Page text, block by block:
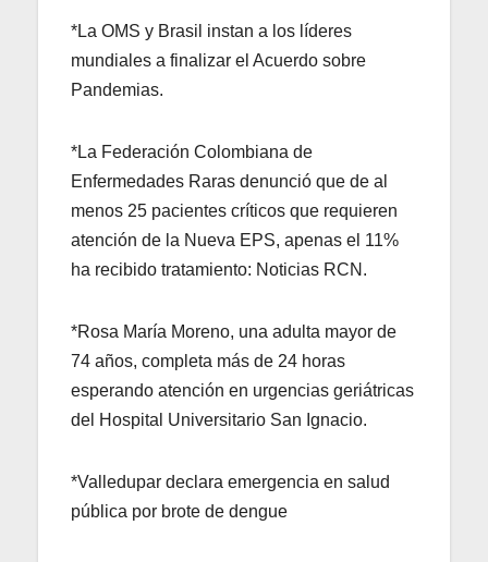
*La OMS y Brasil instan a los líderes
mundiales a finalizar el Acuerdo sobre
Pandemias.
*La Federación Colombiana de
Enfermedades Raras denunció que de al
menos 25 pacientes críticos que requieren
atención de la Nueva EPS, apenas el 11%
ha recibido tratamiento: Noticias RCN.
*Rosa María Moreno, una adulta mayor de
74 años, completa más de 24 horas
esperando atención en urgencias geriátricas
del Hospital Universitario San Ignacio.
*Valledupar declara emergencia en salud
pública por brote de dengue